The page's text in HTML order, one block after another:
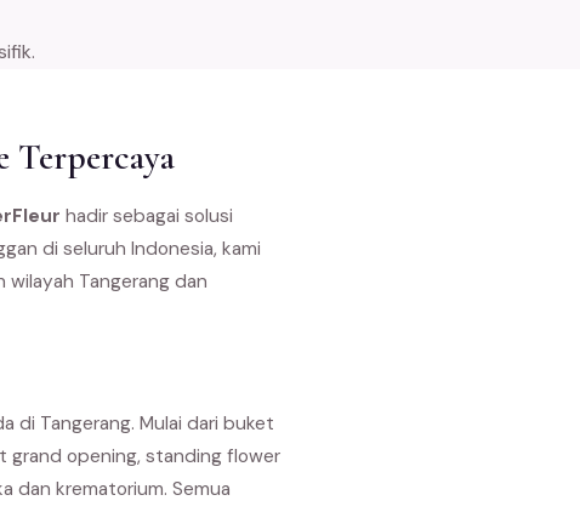
Terpercaya
hadir sebagai solusi
di seluruh Indonesia, kami
Tangerang dan
di Tangerang. Mulai dari buket
grand opening, standing flower
dan krematorium. Semua